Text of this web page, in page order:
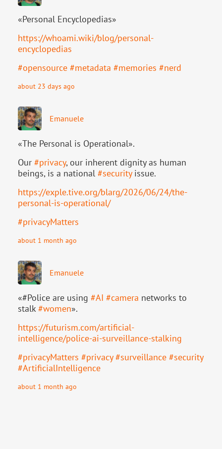
«Personal Encyclopedias»
https://whoami.wiki/blog/personal-
encyclopedias
#opensource #metadata #memories #nerd
about 23 days ago
Emanuele
«The Personal is Operational».
Our #privacy, our inherent dignity as human
beings, is a national #securityissue.
https://exple.tive.org/blarg/2026/06/24/the-
personal-is-operational/
#privacyMatters
about 1 month ago
Emanuele
«#Police are using #AI #camera networks to
stalk#women».
https://futurism.com/artificial-
intelligence/police-ai-surveillance-stalking
#privacyMatters #privacy #surveillance #security
#ArtificialIntelligence
about 1 month ago